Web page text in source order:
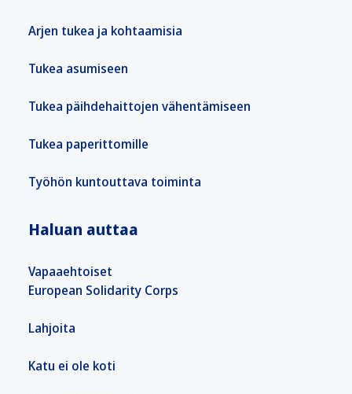
Arjen tukea ja kohtaamisia
Tukea asumiseen
Tukea päihdehaittojen vähentämiseen
Tukea paperittomille
Työhön kuntouttava toiminta
Haluan auttaa
Vapaaehtoiset
European Solidarity Corps
Lahjoita
Katu ei ole koti